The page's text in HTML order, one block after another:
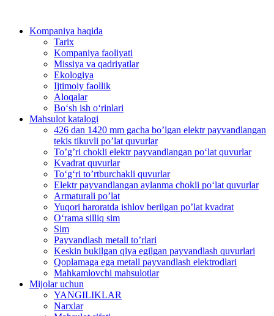
Kompaniya haqida
Tarix
Kompaniya faoliyati
Missiya va qadriyatlar
Ekologiya
Ijtimoiy faollik
Aloqalar
Bo‘sh ish o‘rinlari
Mahsulot katalogi
426 dan 1420 mm gacha bo’lgan elektr payvandlangan
tekis tikuvli po’lat quvurlar
To’g’ri chokli elektr payvandlangan po‘lat quvurlar
Kvadrat quvurlar
To‘g‘ri to’rtburchakli quvurlar
Elektr payvandlangan aylanma chokli po‘lat quvurlar
Armaturali po’lat
Yuqori haroratda ishlov berilgan po’lat kvadrat
O‘rama silliq sim
Sim
Payvandlash metall to’rlari
Keskin bukilgan qiya egilgan payvandlash quvurlari
Qoplamaga ega metall payvandlash elektrodlari
Mahkamlovchi mahsulotlar
Mijolar uchun
YANGILIKLAR
Narxlar